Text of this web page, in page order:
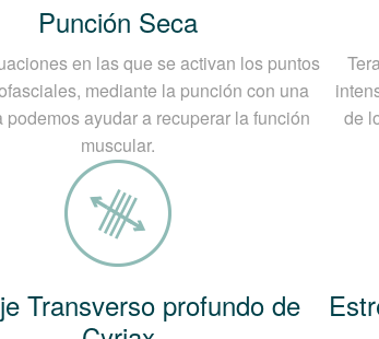
que llevan la sangre a los tendones.
de la Tendinitis
subacromial y analiza
sospecha de una lesión más grave
a un cirujano ortopédico. El examen de
profundos y superficiales del tendón
Punción Seca
en las que se activan los puntos
mediante la punción con una
podemos ayudar a recuperar la función
muscular.
de
Transverso profundo de